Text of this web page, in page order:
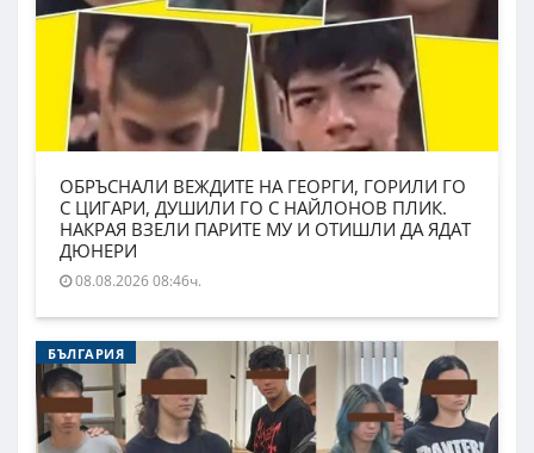
ОБРЪСНАЛИ ВЕЖДИТЕ НА ГЕОРГИ, ГОРИЛИ ГО
С ЦИГАРИ, ДУШИЛИ ГО С НАЙЛОНОВ ПЛИК.
НАКРАЯ ВЗЕЛИ ПАРИТЕ МУ И ОТИШЛИ ДА ЯДАТ
ДЮНЕРИ
08.08.2026 08:46ч.
БЪЛГАРИЯ